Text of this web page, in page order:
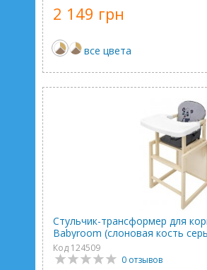
2 149 грн
все цвета
Стульчик-трансформер для
Babyroom (слоновая кость
Код 124509
0 отзывов